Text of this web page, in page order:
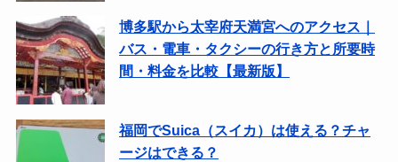
博多駅から太宰府天満宮へのアクセス｜
バス・電車・タクシーの行き方と所要時
間・料金を比較【最新版】
福岡でSuica（スイカ）は使える？チャ
ージはできる？